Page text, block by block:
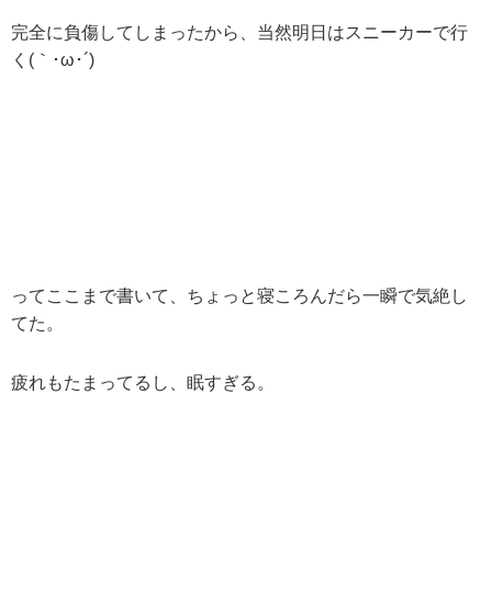
完全に負傷してしまったから、当然明日はスニーカーで行
く(｀･ω･´)
ってここまで書いて、ちょっと寝ころんだら一瞬で気絶し
てた。
疲れもたまってるし、眠すぎる。